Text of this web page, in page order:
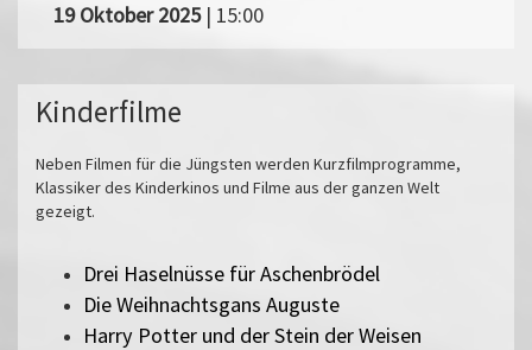
19 Oktober 2025| 15:00
Kinderfilme
Neben Filmen für die Jüngsten werden Kurzfilmprogramme,
Klassiker des Kinderkinos und Filme aus der ganzen Welt
gezeigt.
Drei Haselnüsse für Aschenbrödel
Die Weihnachtsgans Auguste
Harry Potter und der Stein der Weisen